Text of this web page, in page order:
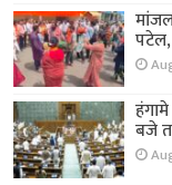
पटेल,
बजे